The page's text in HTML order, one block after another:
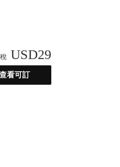
USD29
看可訂